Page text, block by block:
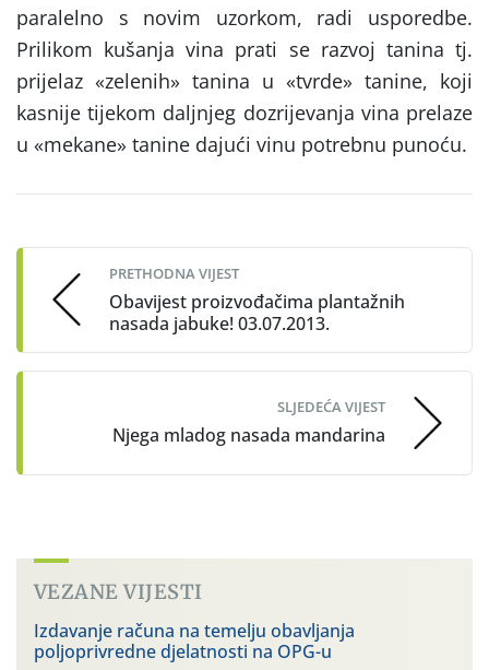
paralelno s novim uzorkom, radi usporedbe.
Prilikom kušanja vina prati se razvoj tanina tj.
prijelaz «zelenih» tanina u «tvrde» tanine, koji
kasnije tijekom daljnjeg dozrijevanja vina prelaze
u «mekane» tanine dajući vinu potrebnu punoću.
navigation
PRETHODNA VIJEST
Obavijest proizvođačima plantažnih
nasada jabuke! 03.07.2013.
SLJEDEĆA VIJEST
Njega mladog nasada mandarina
VEZANE VIJESTI
Izdavanje računa na temelju obavljanja
poljoprivredne djelatnosti na OPG-u